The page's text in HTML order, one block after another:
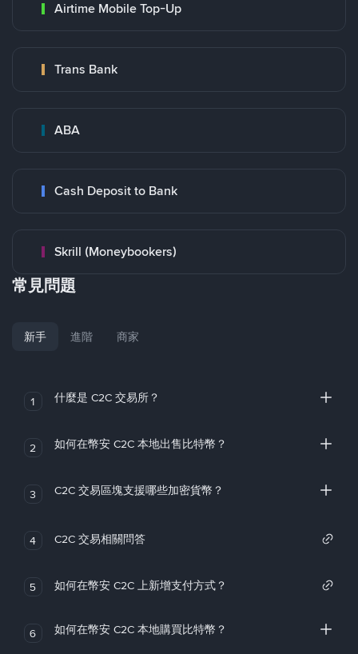
Airtime Mobile Top-Up
Trans Bank
ABA
Cash Deposit to Bank
Skrill (Moneybookers)
常見問題
新手 進階 商家
1 什麼是 C2C 交易所？
2 如何在幣安 C2C 本地出售比特幣？
3 C2C 交易區塊支援哪些加密貨幣？
4 C2C 交易相關問答
5 如何在幣安 C2C 上新增支付方式？
6 如何在幣安 C2C 本地購買比特幣？